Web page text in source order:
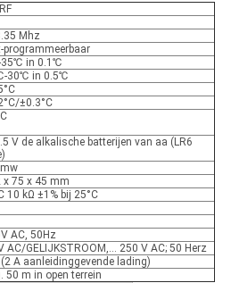
Mhz
programmeerbaar
in 0.1℃
30℃ in 0.5℃
±0.3°C
V de alkalische batterijen van aa (LR6
x 75 x 45 mm
10 kΩ ±1% bij 25°C
AC, 50Hz
AC/GELIJKSTROOM,… 250 V AC; 50 Herz
(2 A aanleidinggevende lading)
50 m in open terrein